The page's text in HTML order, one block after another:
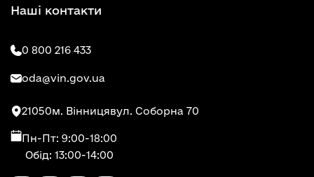
Наші контакти
0 800 216 433
oda@vin.gov.ua
21050м. Вінницявул. Соборна 70
Пн-Пт: 9:00-18:00
Обід: 13:00-14:00